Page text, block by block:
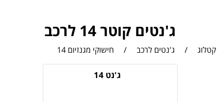
ג'נטים קוטר 14 לרכב
קטלוג / ג'נטים לרכב / חישוקי מגנזיום 14
ג'נט 14